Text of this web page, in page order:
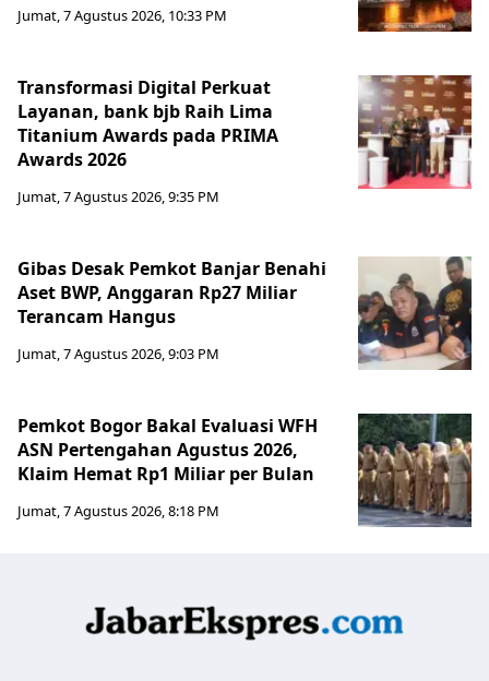
Jumat, 7 Agustus 2026, 10:33 PM
Transformasi Digital Perkuat
Layanan, bank bjb Raih Lima
Titanium Awards pada PRIMA
Awards 2026
Jumat, 7 Agustus 2026, 9:35 PM
Gibas Desak Pemkot Banjar Benahi
Aset BWP, Anggaran Rp27 Miliar
Terancam Hangus
Jumat, 7 Agustus 2026, 9:03 PM
Pemkot Bogor Bakal Evaluasi WFH
ASN Pertengahan Agustus 2026,
Klaim Hemat Rp1 Miliar per Bulan
Jumat, 7 Agustus 2026, 8:18 PM